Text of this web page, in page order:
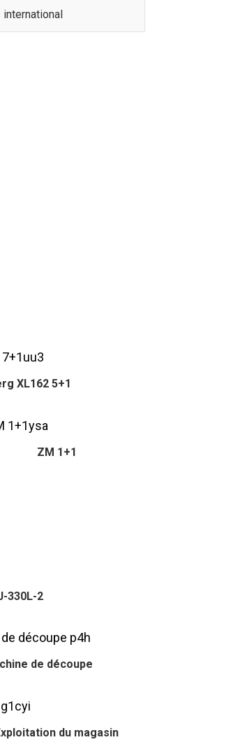
XL162 5+1
ZM 1+1
330L-2
de découpe
du magasin